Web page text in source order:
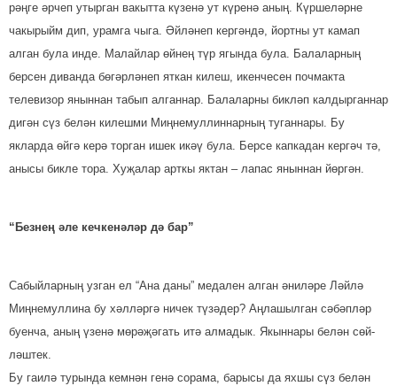
рәңге әрчеп утырган вакытта кү­зенә ут күренә аның. Күршеләрне
чакырыйм дип, урамга чыга. Әй­ләнеп кергәндә, йортны ут камап
алган була инде. Малайлар өйнең түр ягында була. Балаларның
берсен диванда бөгәрләнеп яткан килеш, икенчесен почмакта
телевизор яныннан табып алганнар. Балаларны бикләп калдырганнар
дигән сүз белән килешми Миңнемулл­ин­нарның туганнары. Бу
якларда өйгә керә торган ишек икәү була. Берсе капкадан кергәч тә,
анысы бикле тора. Хуҗалар арткы яктан – лапас яныннан йөргән.
“Безнең әле кечкенәләр дә бар”
Сабыйларның узган ел “Ана даны” медален алган әниләре Ләйлә
Миңнемуллина бу хәлләргә ничек түзәдер? Аңлашылган сәбәпләр
буенча, аның үзенә мөрәҗәгать итә алмадык. Якыннары белән сөй­
ләштек.
Бу гаилә турында кемнән генә сорама, барысы да яхшы сүз белән